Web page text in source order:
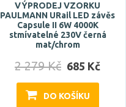
VÝPRODEJ VZORKU
PAULMANN URail LED závěs
Capsule II 6W 4000K
stmívatelné 230V černá
mat/chrom
2 279 Kč 685 Kč
DO KOŠÍKU